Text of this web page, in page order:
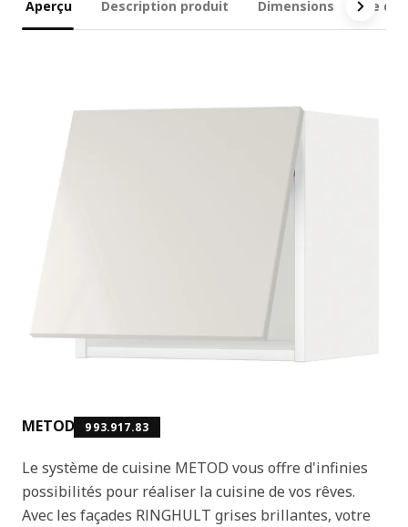
Aperçu Description produit Dimensions Ce
METOD 993.917.83
Le système de cuisine METOD vous offre d'infinies
possibilités pour réaliser la cuisine de vos rêves.
Avec les façades RINGHULT grises brillantes, votre